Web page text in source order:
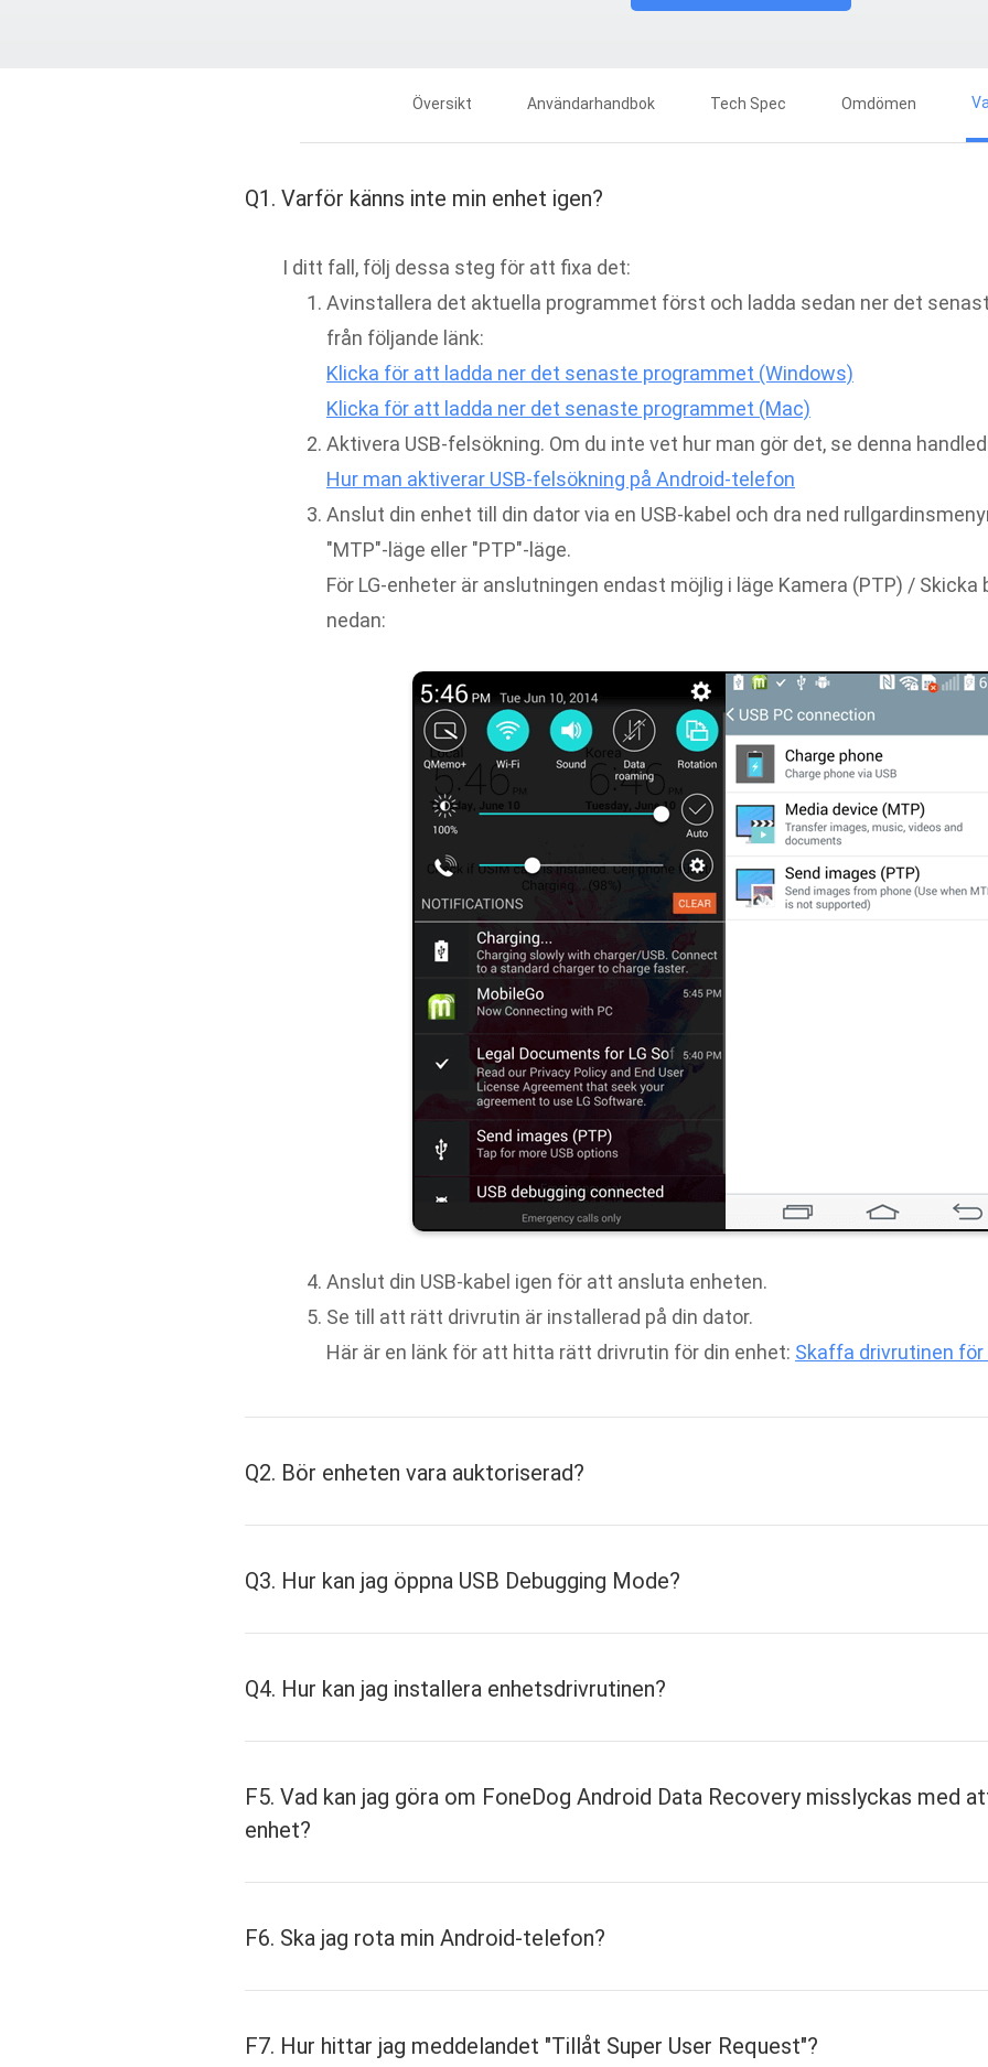
Översikt Användarhandbok Tech Spec Omdömen
Q1. Varför känns inte min enhet igen?
I ditt fall, följ dessa steg för att fixa det:
Avinstallera det aktuella programmet först och ladda sedan ner det
från följande länk:
Klicka för att ladda ner det senaste programmet (Windows)
Klicka för att ladda ner det senaste programmet (Mac)
Aktivera USB-felsökning. Om du inte vet hur man gör det, se denna
Hur man aktiverar USB-felsökning på Android-telefon
Anslut din enhet till din dator via en USB-kabel och dra ned
"MTP"-läge eller "PTP"-läge.
För LG-enheter är anslutningen endast möjlig i läge Kamera (PTP) / Skicka
nedan:
Anslut din USB-kabel igen för att ansluta enheten.
Se till att rätt drivrutin är installerad på din dator.
Här är en länk för att hitta rätt drivrutin för din enhet: Skaffa drivrutinen för
Q2. Bör enheten vara auktoriserad?
Q3. Hur kan jag öppna USB Debugging Mode?
Q4. Hur kan jag installera enhetsdrivrutinen?
F5. Vad kan jag göra om FoneDog Android Data Recovery misslyckas med
enhet?
F6. Ska jag rota min Android-telefon?
F7. Hur hittar jag meddelandet "Tillåt Super User Request"?